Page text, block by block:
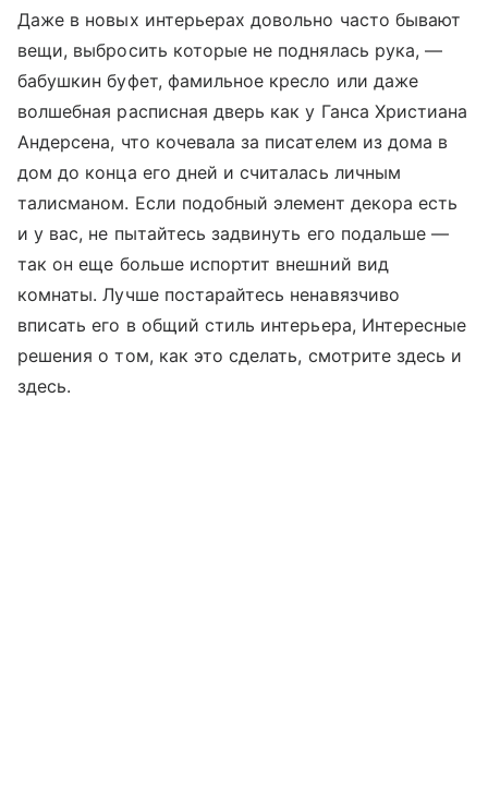
Даже в новых интерьерах довольно часто бывают
вещи, выбросить которые не поднялась рука, —
бабушкин буфет, фамильное кресло или даже
волшебная расписная дверь как у Ганса Христиана
Андерсена, что кочевала за писателем из дома в
дом до конца его дней и считалась личным
талисманом. Если подобный элемент декора есть
и у вас, не пытайтесь задвинуть его подальше —
так он еще больше испортит внешний вид
комнаты. Лучше постарайтесь ненавязчиво
вписать его в общий стиль интерьера, Интересные
решения о том, как это сделать, смотрите здесь и
здесь.